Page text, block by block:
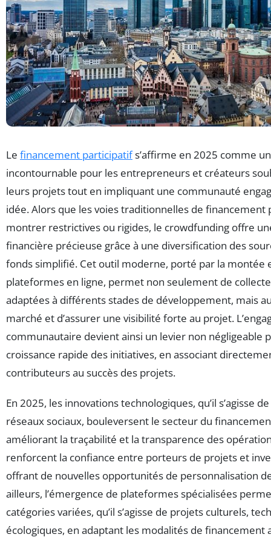
Le financement participatifs’affirme en 2025 comme
incontournable pour les entrepreneurs et créateurs
leurs projets tout en impliquant une communauté
idée. Alors que les voies traditionnelles de financement
montrer restrictives ou rigides, le crowdfunding offre
financière précieuse grâce à une diversification des
fonds simplifié. Cet outil moderne, porté par la montée
plateformes en ligne, permet non seulement de
adaptées à différents stades de développement, mais
marché et d’assurer une visibilité forte au projet.
communautaire devient ainsi un levier non négligeable
croissance rapide des initiatives, en associant
contributeurs au succès des projets.
En 2025, les innovations technologiques, qu’il s’agisse
réseaux sociaux, bouleversent le secteur du
améliorant la traçabilité et la transparence des
renforcent la confiance entre porteurs de projets et
offrant de nouvelles opportunités de personnalisation
ailleurs, l’émergence de plateformes spécialisées
catégories variées, qu’il s’agisse de projets culturels,
écologiques, en adaptant les modalités de financement